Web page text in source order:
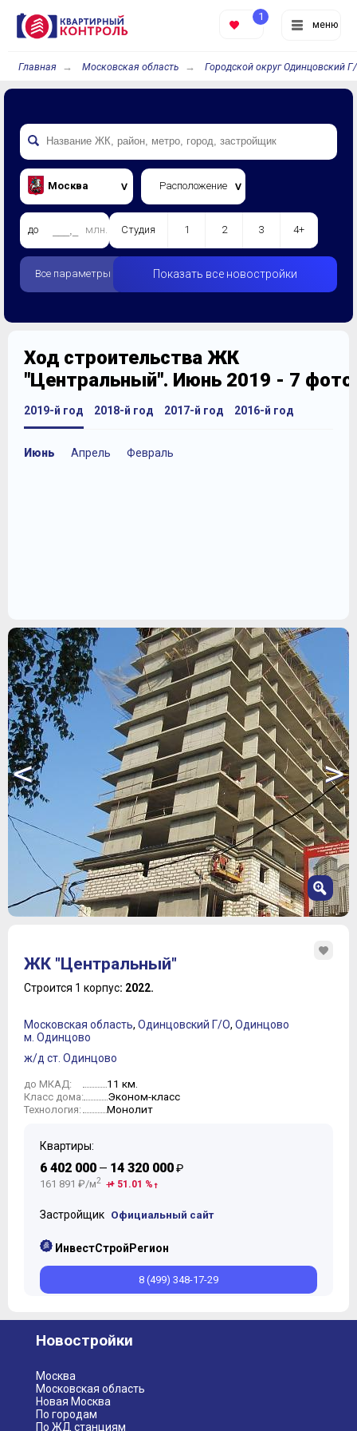
меню
1
Главная Московская область Городской округ Одинцовский
Москва Расположение
до млн. Студия 1 2 3 4+
Все параметры Показать все новостройки
Ход строительства ЖК
"Центральный". Июнь 2019 - 7
2019-й год
Июнь Апрель Февраль
2018-й год 2017-й год 2016-й год
< >
3
4
6
7
ЖК "Центральный"
Строится 1 корпус: 2022.
Московская область, Одинцовский Г/О, Одинцово
м. Одинцово
ж/д ст. Одинцово
до МКАД: 11 км.
Класс дома: Эконом-класс
Технология: Монолит
Квартиры:
6 402 000 — 14 320 000₽
161 891 ₽/м2 + 51.01 %
Застройщик Официальный сайт
ИнвестСтройРегион
8 (499) 348-17-29
Новостройки
Москва
Московская область
Новая Москва
По городам
По ЖД станциям